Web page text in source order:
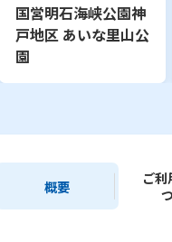
国営明石海峡公園神
戸地区 あいな里山公
園
概要
ご利